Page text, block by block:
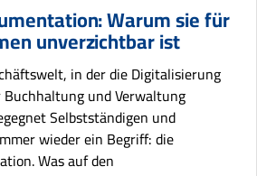
Warum sie für
unverzichtbar ist
in der die Digitalisierung
und Verwaltung
Selbstständigen und
wieder ein Begriff: die
Was auf den